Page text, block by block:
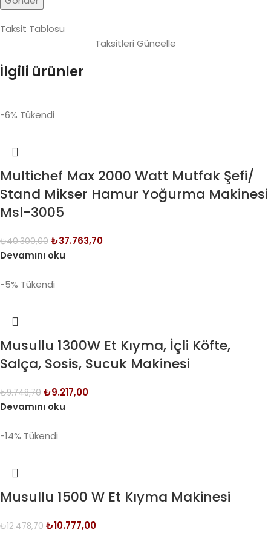
Taksit Tablosu
Taksitleri Güncelle
İlgili ürünler
-6% Tükendi
Multichef Max 2000 Watt Mutfak Şefi/
Stand Mikser Hamur Yoğurma Makinesi
Msl-3005
₺40.300,00 ₺37.763,70
Devamını oku
-5% Tükendi
Musullu 1300W Et Kıyma, İçli Köfte,
Salça, Sosis, Sucuk Makinesi
₺9.748,70 ₺9.217,00
Devamını oku
-14% Tükendi
Musullu 1500 W Et Kıyma Makinesi
₺12.478,70 ₺10.777,00